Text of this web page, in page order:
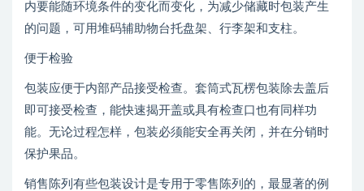
内要能随环境条件的变化而变化，为减少储藏时包装产生
的问题，可用堆码辅助物台托盘架、行李架和支柱。
便于检验
包装应便于内部产品接受检查。套筒式瓦楞包装除去盖后
即可接受检查，能快速揭开盖或具有检查口也有同样功
能。无论过程怎样，包装必须能安全再关闭，并在分销时
保护果品。
销售陈列有些包装设计是专用于零售陈列的，最显著的例